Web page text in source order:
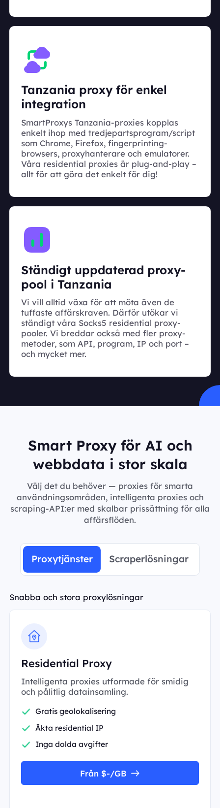
Tanzania proxy för enkel
integration
SmartProxys Tanzania-proxies kopplas
enkelt ihop med tredjepartsprogram/script
som Chrome, Firefox, fingerprinting-
browsers, proxyhanterare och emulatorer.
Våra residential proxies är plug-and-play –
allt för att göra det enkelt för dig!
Ständigt uppdaterad proxy-
pool i Tanzania
Vi vill alltid växa för att möta även de
tuffaste affärskraven. Därför utökar vi
ständigt våra Socks5 residential proxy-
pooler. Vi breddar också med fler proxy-
metoder, som API, program, IP och port –
och mycket mer.
Smart Proxy för AI och
webbdata i stor skala
Välj det du behöver — proxies för smarta
användningsområden, intelligenta proxies och
scraping-API:er med skalbar prissättning för alla
affärsflöden.
Proxytjänster Scraperlösningar
Snabba och stora proxylösningar
Residential Proxy
Intelligenta proxies utformade för smidig
och pålitlig datainsamling.
Gratis geolokalisering
Äkta residential IP
Inga dolda avgifter
Från $-/GB